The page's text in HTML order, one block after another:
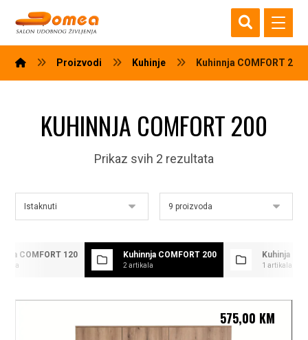
Proizvodi Kuhinje Kuhinnja COMFORT 200
KUHINNJA COMFORT 200
Prikaz svih 2 rezultata
COMFORT 120 Kuhinnja COMFORT 200
2 artikala
Kuhinja
1 artikala
575,00 KM